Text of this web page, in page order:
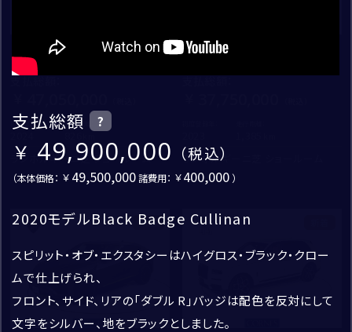
CORNES SELECTION 認定中古車
買取・査定
ランボルギーニ芝
修復歴なし
新着車両
成約済・商談中を除外
検索
Urus Performante
支払総額：
初度登録年： 走行距離：
ランボルギーニ芝 ショールーム
Huracan Tecnica
支払総額：
ランボルギーニ芝 ショールーム
新着
支払総額 ?
49,900,000
（本体価格： 49,500,000諸費用： 400,000 ）
2020モデルBlack Badge Cullinan
スピリット・オブ・エクスタシーはハイグロス・ブラック・クロー
ムで仕上げられ、
フロント、サイド、リアの「ダブル R」バッジは配色を反対にして
文字をシルバー、地をブラックとしました。
お名前 *
姓
郵便番号
都道府県
入力内容修正